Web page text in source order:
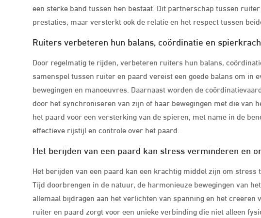
een sterke band tussen hen bestaat. Dit partnerschap tussen
prestaties, maar versterkt ook de relatie en het respect tussen
Ruiters verbeteren hun balans, coördinatie en
Door regelmatig te rijden, verbeteren ruiters hun balans,
samenspel tussen ruiter en paard vereist een goede balans om in
bewegingen en manoeuvres. Daarnaast worden de
door het synchroniseren van zijn of haar bewegingen met die van
het paard voor een versterking van de spieren, met name in de
effectieve rijstijl en controle over het paard.
Het berijden van een paard kan stress verminderen en
Het berijden van een paard kan een krachtig middel zijn om
Tijd doorbrengen in de natuur, de harmonieuze bewegingen van
allemaal bijdragen aan het verlichten van spanning en het creëren
ruiter en paard zorgt voor een unieke verbinding die niet alleen